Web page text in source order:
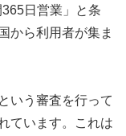
日営業」と条
から利用者が集ま
いう審査を行って
ています。これは